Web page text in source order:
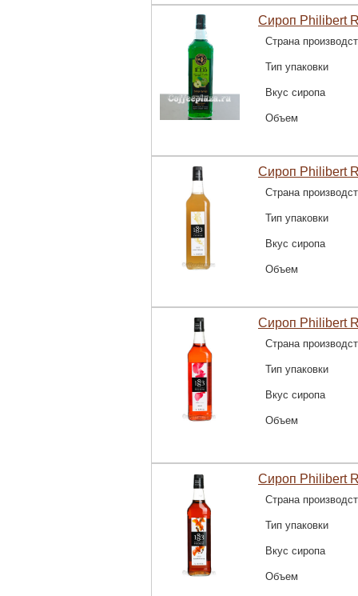
Сироп Philibert
Страна
Тип упаковки
Вкус сиропа
Объем
Сироп Philibert
Страна
Тип упаковки
Вкус сиропа
Объем
Сироп Philibert
Страна
Тип упаковки
Вкус сиропа
Объем
Сироп Philibert
Страна
Тип упаковки
Вкус сиропа
Объем